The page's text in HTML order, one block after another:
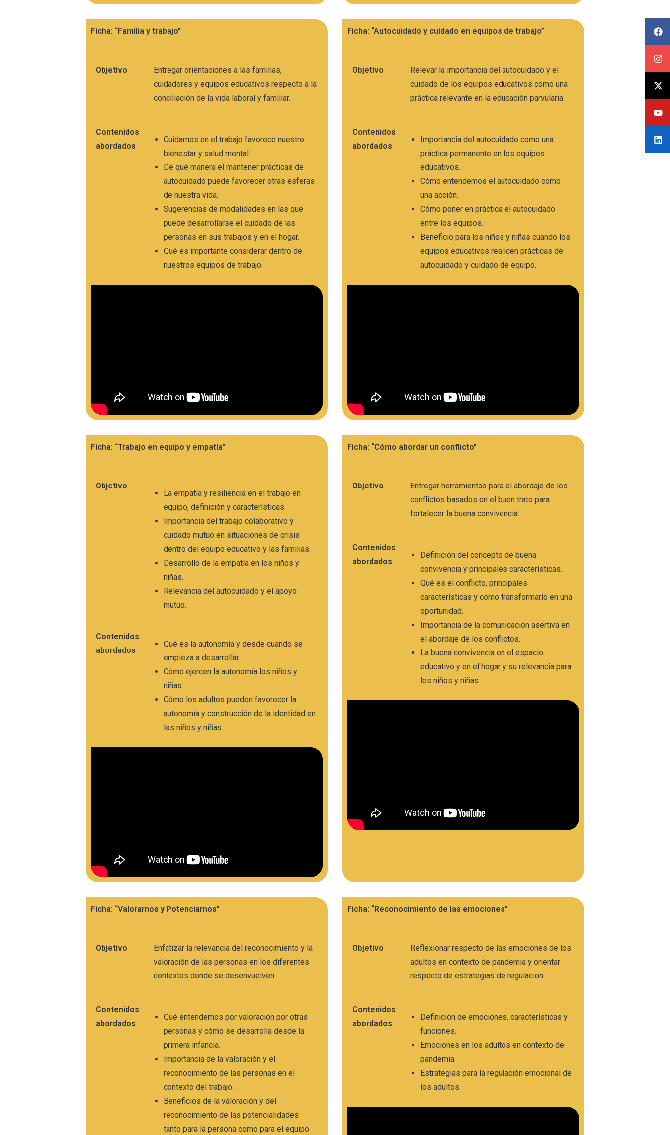
Ficha: “Familia y trabajo”
Objetivo
Entregar orientaciones a las familias,
cuidadores y equipos educativos respecto a la
conciliación de la vida laboral y familiar.
Contenidos
abordados
Cuidarnos en el trabajo favorece nuestro
bienestar y salud mental.
De qué manera el mantener prácticas de
autocuidado puede favorecer otras esferas
de nuestra vida.
Sugerencias de modalidades en las que
puede desarrollarse el cuidado de las
personas en sus trabajos y en el hogar.
Qué es importante considerar dentro de
nuestros equipos de trabajo.
Ficha: “Autocuidado y cuidado en equipos de trabajo”
Objetivo
Relevar la importancia del autocuidado y el
cuidado de los equipos educativos como una
práctica relevante en la educación parvularia.
Contenidos
abordados
Importancia del autocuidado como una
práctica permanente en los equipos
educativos.
Cómo entendemos el autocuidado como
una acción.
Cómo poner en práctica el autocuidado
entre los equipos.
Beneficio para los niños y niñas cuando los
equipos educativos realicen prácticas de
autocuidado y cuidado de equipo.
Ficha: “Trabajo en equipo y empatía”
Objetivo
La empatía y resiliencia en el trabajo en
equipo, definición y características.
Importancia del trabajo colaborativo y
cuidado mutuo en situaciones de crisis
dentro del equipo educativo y las familias.
Desarrollo de la empatía en los niños y
niñas.
Relevancia del autocuidado y el apoyo
mutuo.
Contenidos
abordados
Qué es la autonomía y desde cuando se
empieza a desarrollar.
Cómo ejercen la autonomía los niños y
niñas.
Cómo los adultos pueden favorecer la
autonomía y construcción de la identidad en
los niños y niñas.
Ficha: “Cómo abordar un conflicto”
Objetivo
Entregar herramientas para el abordaje de los
conflictos basados en el buen trato para
fortalecer la buena convivencia.
Contenidos
abordados
Definición del concepto de buena
convivencia y principales características.
Qué es el conflicto, principales
características y cómo transformarlo en una
oportunidad.
Importancia de la comunicación asertiva en
el abordaje de los conflictos.
La buena convivencia en el espacio
educativo y en el hogar y su relevancia para
los niños y niñas.
Ficha: “Valorarnos y Potenciarnos”
Objetivo
Enfatizar la relevancia del reconocimiento y la
valoración de las personas en los diferentes
contextos donde se desenvuelven.
Contenidos
abordados
Qué entendemos por valoración por otras
personas y cómo se desarrolla desde la
primera infancia.
Importancia de la valoración y el
reconocimiento de las personas en el
contexto del trabajo.
Beneficios de la valoración y del
reconocimiento de las potencialidades
tanto para la persona como para el equipo
Ficha: “Reconocimiento de las emociones”
Objetivo
Reflexionar respecto de las emociones de los
adultos en contexto de pandemia y orientar
respecto de estrategias de regulación.
Contenidos
abordados
Definición de emociones, características y
funciones.
Emociones en los adultos en contexto de
pandemia.
Estrategias para la regulación emocional de
los adultos.